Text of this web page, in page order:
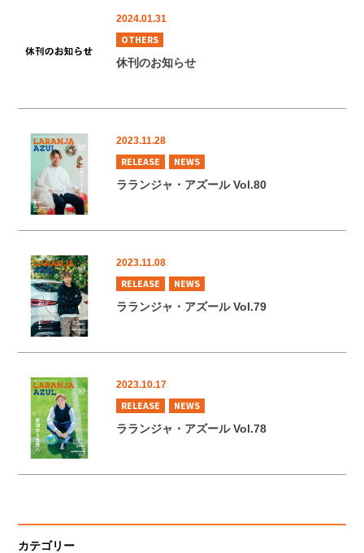
2024.01.31
OTHERS
休刊のお知らせ
2023.11.28
RELEASE NEWS
ラランジャ・アズール Vol.80
2023.11.08
RELEASE NEWS
ラランジャ・アズール Vol.79
2023.10.17
RELEASE NEWS
ラランジャ・アズール Vol.78
カテゴリー